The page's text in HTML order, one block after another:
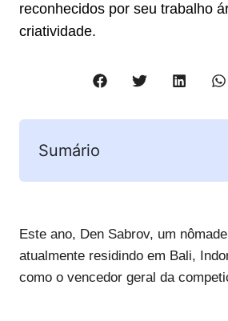
reconhecidos por seu trabalho
criatividade.
Sumário
Este ano, Den Sabrov, um
atualmente residindo em Bali,
como o vencedor geral da